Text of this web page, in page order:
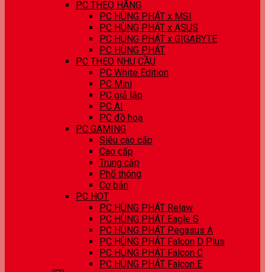
PC THEO HÃNG
PC HÙNG PHÁT x MSI
PC HÙNG PHÁT x ASUS
PC HÙNG PHÁT x GIGABYTE
PC HÙNG PHÁT
PC THEO NHU CẦU
PC White Edition
PC Mini
PC giả lập
PC AI
PC đồ hoạ
PC GAMING
Siêu cao cấp
Cao cấp
Trung cấp
Phổ thông
Cơ bản
PC HOT
PC HÙNG PHÁT Relaw
PC HÙNG PHÁT Eagle S
PC HÙNG PHÁT Pegasus A
PC HÙNG PHÁT Falcon D Plus
PC HÙNG PHÁT Falcon C
PC HÙNG PHÁT Falcon E